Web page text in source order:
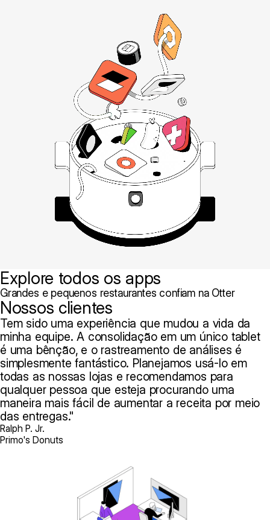
Explore todos os apps
Grandes e pequenos restaurantes confiam na Otter
Nossos clientes
Tem sido uma experiência que mudou a vida da
minha equipe. A consolidação em um único tablet
é uma bênção, e o rastreamento de análises é
simplesmente fantástico. Planejamos usá-lo em
todas as nossas lojas e recomendamos para
qualquer pessoa que esteja procurando uma
maneira mais fácil de aumentar a receita por meio
das entregas.
Ralph P. Jr.
Primo's Donuts